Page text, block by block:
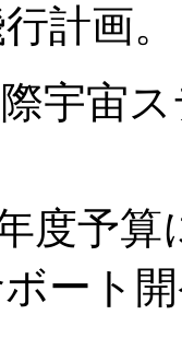
計画。
宇宙
度予
ート